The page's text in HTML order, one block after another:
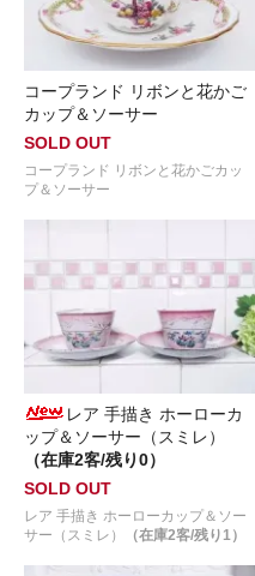
コープランド リボンと花かご
カップ＆ソーサー
SOLD OUT
コープランド リボンと花かごカッ
プ＆ソーサー
レア 手描き ホーローカ
ップ＆ソーサー（スミレ）
（在庫2客/残り0）
SOLD OUT
レア 手描き ホーローカップ＆ソー
サー（スミレ）
（在庫2客/残り1）